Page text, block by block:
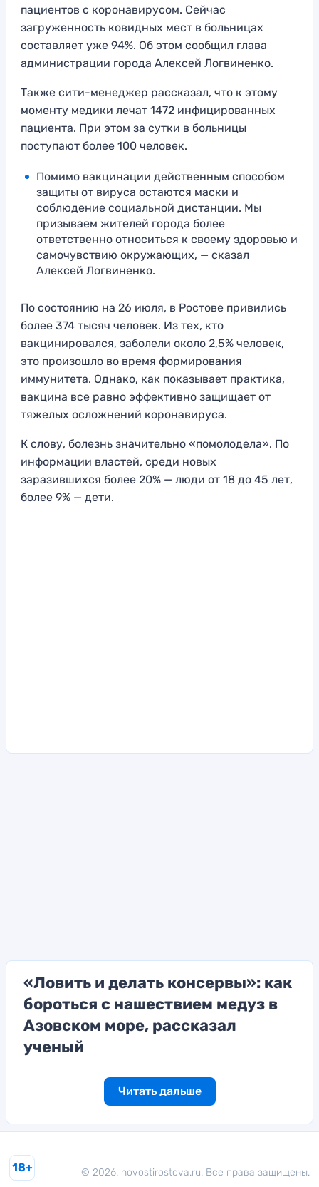
пациентов с коронавирусом. Сейчас
загруженность ковидных мест в больницах
составляет уже 94%. Об этом сообщил глава
администрации города Алексей Логвиненко.
Также сити-менеджер рассказал, что к этому
моменту медики лечат 1472 инфицированных
пациента. При этом за сутки в больницы
поступают более 100 человек.
Помимо вакцинации действенным способом
защиты от вируса остаются маски и
соблюдение социальной дистанции. Мы
призываем жителей города более
ответственно относиться к своему здоровью и
самочувствию окружающих, — сказал
Алексей Логвиненко.
По состоянию на 26 июля, в Ростове привились
более 374 тысяч человек. Из тех, кто
вакцинировался, заболели около 2,5% человек,
это произошло во время формирования
иммунитета. Однако, как показывает практика,
вакцина все равно эффективно защищает от
тяжелых осложнений коронавируса.
К слову, болезнь значительно «помолодела». По
информации властей, среди новых
заразившихся более 20% — люди от 18 до 45 лет,
более 9% — дети.
«Ловить и делать консервы»: как
бороться с нашествием медуз в
Азовском море, рассказал
ученый
Читать дальше
18+ © 2026. novostirostova.ru. Все права защищены.